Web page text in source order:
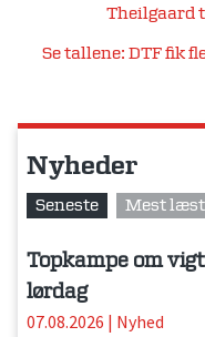
Theilgaard
Se tallene: DTF fik
Nyheder
Seneste Mest
Topkampe om
lørdag
07.08.2026 | Nyhed